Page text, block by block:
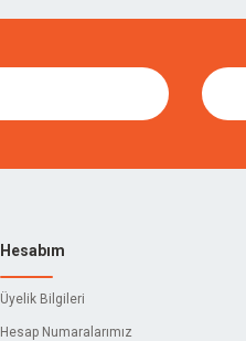
Hesabım
Üyelik Bilgileri
Hesap Numaralarımız